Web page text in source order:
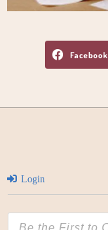
Facebook
Login